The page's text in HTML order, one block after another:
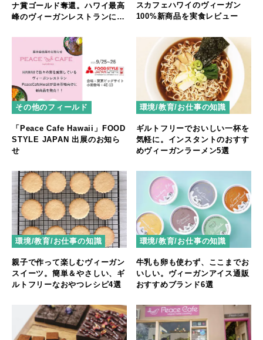
ナ賞ゴールド奪還。ハワイ最高
峰のヴィーガンレストランに返
スカフェハワイのヴィーガン
100%新商品を実食レビュー
その他のフィールド
「Peace Cafe Hawaii」FOOD
STYLE JAPAN 出展のお知ら
せ
環境/教育/お仕事の知識
ギルトフリーでおいしい一杯を
気軽に。インスタントのおすす
めヴィーガンラーメン5選
環境/教育/お仕事の知識
親子で作って楽しむヴィーガン
スイーツ。簡単＆やさしい、ギ
ルトフリーなおやつレシピ4選
環境/教育/お仕事の知識
牛乳も卵も使わず、ここまでお
いしい。ヴィーガンアイス通販
おすすめブランド6選